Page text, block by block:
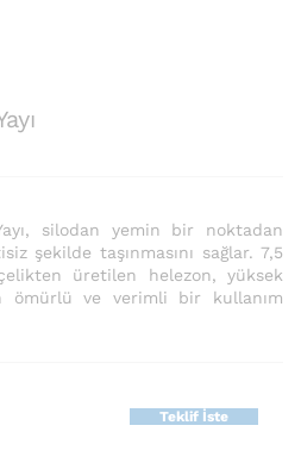
silodan yemin bir noktadan
şekilde taşınmasını sağlar. 7,5
üretilen helezon, yüksek
ömürlü ve verimli bir kullanım
Teklif İste